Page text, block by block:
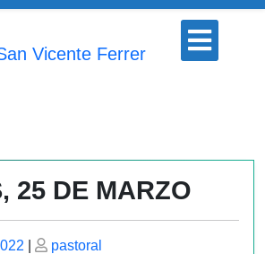
Vicente Ferrer
Botón
abrir
25 DE MARZO
Publicado
pastoral